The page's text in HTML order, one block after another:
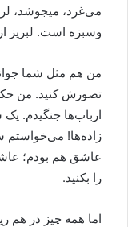
می‌غرد، میجوشد،
وسبزه است. لبریز
من هم مثل شما
تصورش کنید. من
ارباب‌ها جنگیدم. یک
زاده‌ها! می‌خواستم
عاشق هم بودم؛
را بکنید.
اما همه چیز در هم